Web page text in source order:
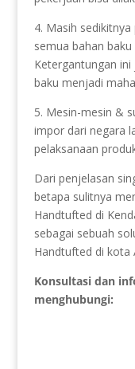
4. Masih
semua bahan
Ketergantungan
baku menjadi
5. Mesin-mesin &
impor dari negara
pelaksanaan
Dari penjelasan
betapa sulitnya
Handtufted di
sebagai sebuah
Handtufted di kota
Konsultasi dan
menghubungi: